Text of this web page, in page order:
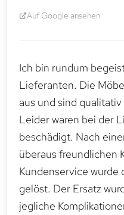
Auf Google ansehen
Ich bin rundum
Lieferanten. Die
aus und sind
Leider waren bei der
beschädigt. Nach
überaus freundlichen
Kundenservice wurde
gelöst. Der Ersatz
jegliche